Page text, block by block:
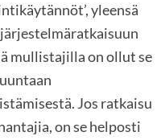
yleensä
mullistajilla on ollut se
Jos ratkaisu
on se helposti